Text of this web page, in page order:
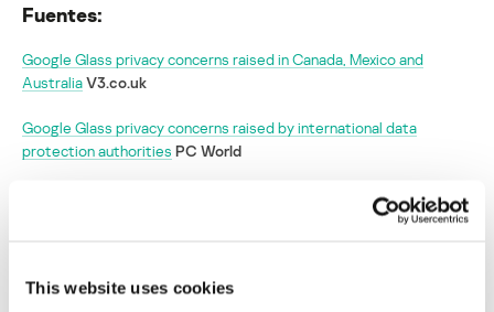
This website uses cookies
Fuentes:
Google Glass privacy concerns raised in Canada, Mexico and
AustraliaV3.co.uk
Google Glass privacy concerns raised by international data
protection authorities PC World
The Register
privacidad de Google Glass